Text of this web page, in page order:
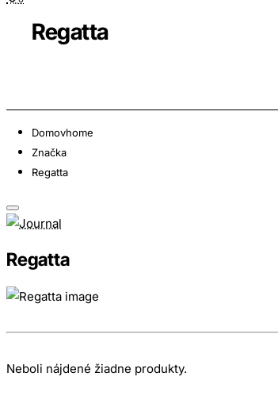
Regatta
Domovhome
Značka
Regatta
Regatta
Neboli nájdené žiadne produkty.